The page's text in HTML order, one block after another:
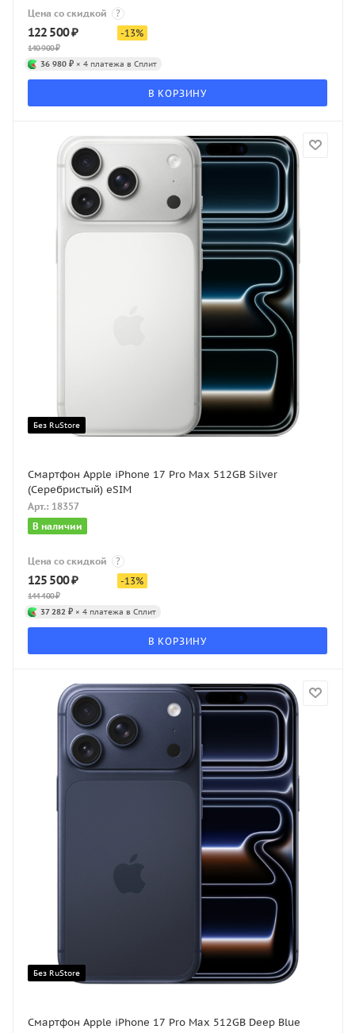
Цена со скидкой ?
122 500₽
140 900₽
-13%
36 980 ₽ × 4 платежа в Сплит
В КОРЗИНУ
Без RuStore
Смартфон Apple iPhone 17 Pro Max 512GB Silver
(Серебристый) eSIM
Арт.: 18357
В наличии
Цена со скидкой ?
125 500₽
144 400₽
-13%
37 282 ₽ × 4 платежа в Сплит
В КОРЗИНУ
Без RuStore
Смартфон Apple iPhone 17 Pro Max 512GB Deep Blue